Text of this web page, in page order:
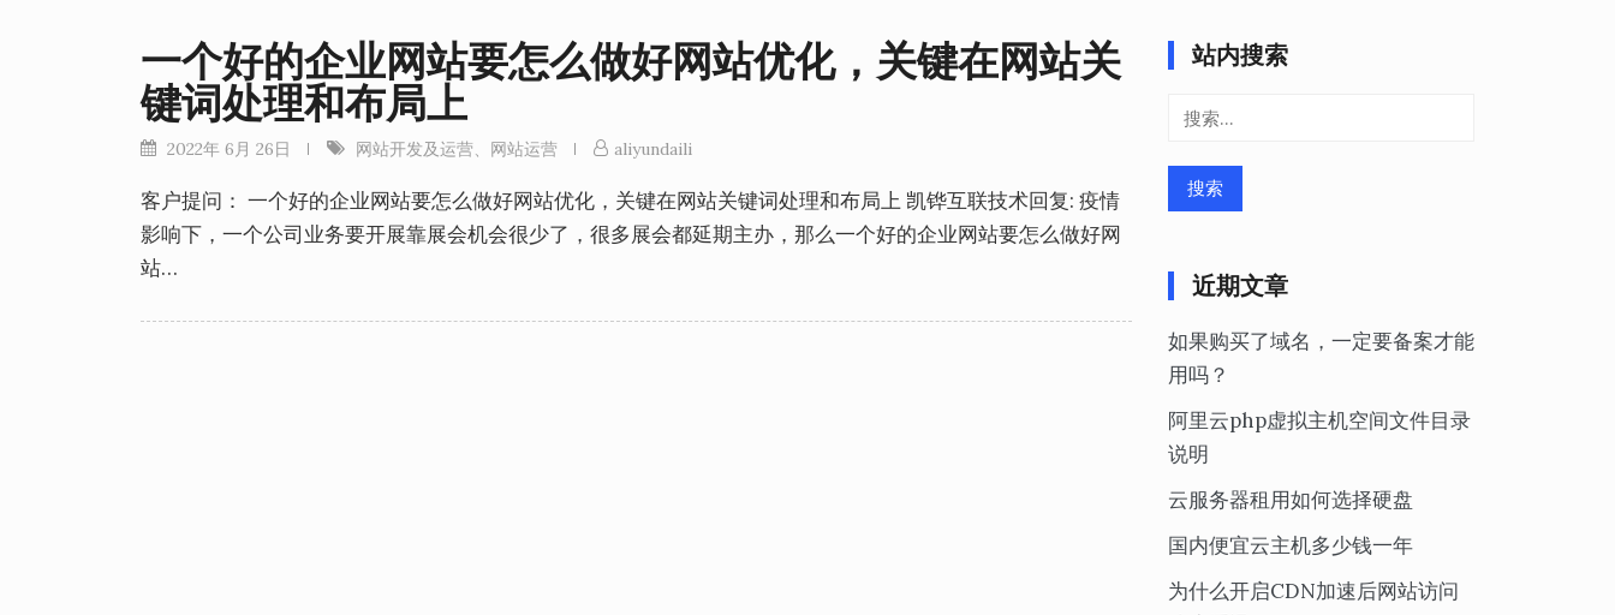
一个好的企业网站要怎么做好网站优化，关键在网站关
键词处理和布局上
2022年 6月 26日 网站开发及运营、 网站运营 aliyundaili
客户提问： 一个好的企业网站要怎么做好网站优化，关键在网站关键词处理和布局上 凯铧互联技术回复: 疫情
影响下，一个公司业务要开展靠展会机会很少了，很多展会都延期主办，那么一个好的企业网站要怎么做好网
站…
站内搜索
搜
近期文章
如果购买了域名，一定要备案才能
用吗？
阿里云php虚拟主机空间文件目录
说明
云服务器租用如何选择硬盘
国内便宜云主机多少钱一年
为什么开启CDN加速后网站访问